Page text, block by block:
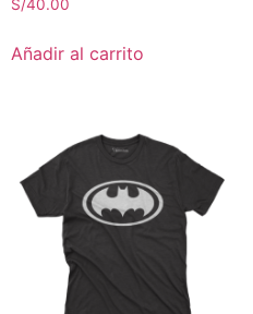
S/40.00
Añadir al carrito